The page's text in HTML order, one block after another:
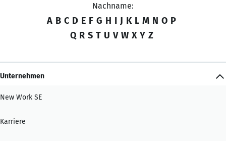
Nachname:
A B C D E F G H I J K L M N O P
Q R S T U V W X Y Z
Unternehmen
New Work SE
Karriere